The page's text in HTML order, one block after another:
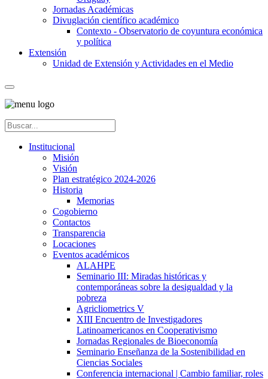
Jornadas Académicas
Divuglación científico académico
Contexto - Observatorio de coyuntura económica
y política
Extensión
Unidad de Extensión y Actividades en el Medio
Institucional
Misión
Visión
Plan estratégico 2024-2026
Historia
Memorias
Cogobierno
Contactos
Transparencia
Locaciones
Eventos académicos
ALAHPE
Seminario III: Miradas históricas y
contemporáneas sobre la desigualdad y la
pobreza
Agricliometrics V
XIII Encuentro de Investigadores
Latinoamericanos en Cooperativismo
Jornadas Regionales de Bioeconomía
Seminario Enseñanza de la Sostenibilidad en
Ciencias Sociales
Conferencia internacional | Cambio familiar, roles